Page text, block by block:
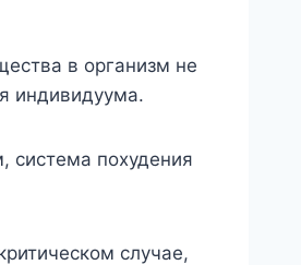
в организм не
индивидуума.
система похудения
случае,